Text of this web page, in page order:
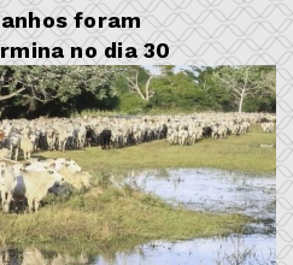
foram
no dia 30